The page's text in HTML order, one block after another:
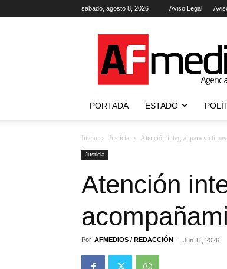
sábado, agosto 8, 2026 Aviso Legal
Agencia
de
Noticias
PORTADA ESTADO
Inicio Justicia Atención integral para
Justicia
Atención
Por AFMEDIOS / REDACCIÓN - Jun 11, 2026